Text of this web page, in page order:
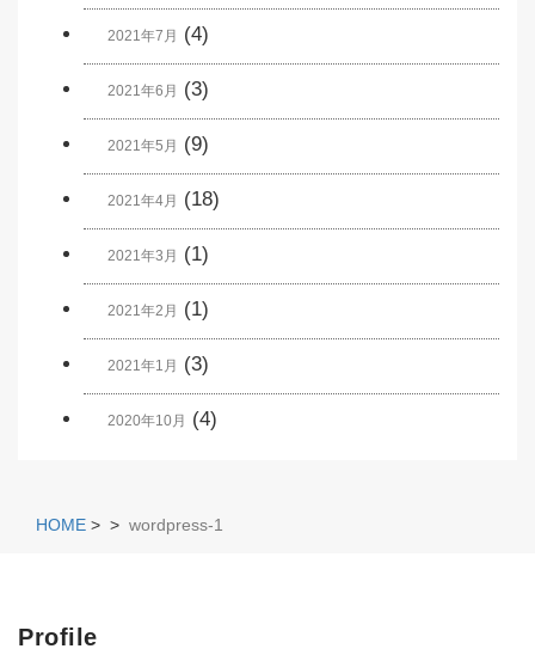
2021年7月 (4)
2021年6月 (3)
2021年5月 (9)
2021年4月 (18)
2021年3月 (1)
2021年2月 (1)
2021年1月 (3)
2020年10月 (4)
HOME > > wordpress-1
Profile